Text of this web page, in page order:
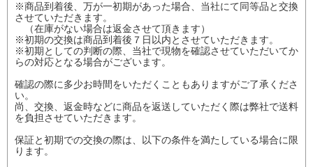
※商品到着後、万が一初期があった場合、当社にて同等品と交換
させていただきます。
（在庫がない場合は返金させて頂きます）
※初期の交換は商品到着後７日以内とさせていただきます。
※初期としての判断の際、当社で現物を確認させていただいてか
らの対応となる場合がございます。
確認の際に多少お時間をいただくこともありますがご了承くださ
い。
尚、交換、返金時などに商品を返送していただく際は弊社で送料
を負担させていただきます。
保証と初期での交換の際は、以下の条件を満たしている場合に限
ります。